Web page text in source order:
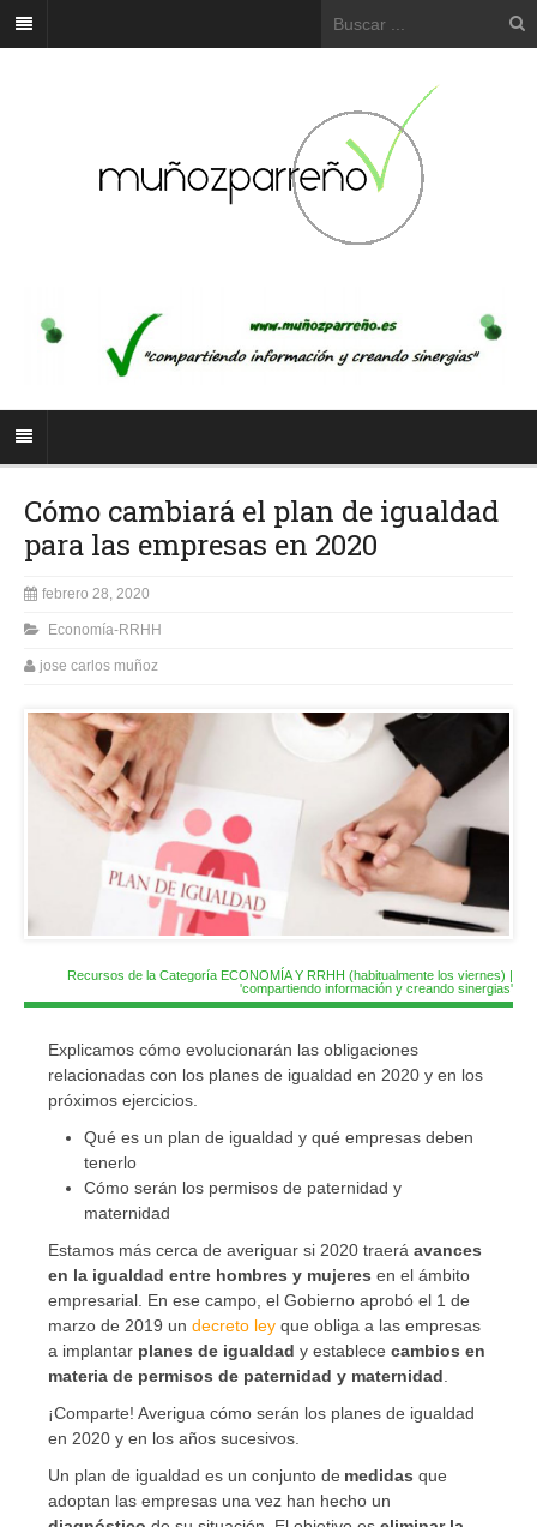
Cómo cambiará el plan de igualdad
para las empresas en 2020
febrero 28, 2020
Economía-RRHH
jose carlos muñoz
Recursos de la Categoría ECONOMÍA Y RRHH (habitualmente los viernes) |
'compartiendo información y creando sinergias'
Explicamos cómo evolucionarán las obligaciones
relacionadas con los planes de igualdad en 2020 y en los
próximos ejercicios.
Qué es un plan de igualdad y qué empresas deben
tenerlo
Cómo serán los permisos de paternidad y
maternidad
Estamos más cerca de averiguar si 2020 traerá avances
en la igualdad entre hombres y mujeres en el ámbito
empresarial. En ese campo, el Gobierno aprobó el 1 de
marzo de 2019 un decreto ley que obliga a las empresas
a implantar planes de igualdad y establece cambios en
materia de permisos de paternidad y maternidad
¡Comparte! Averigua cómo serán los planes de igualdad
en 2020 y en los años sucesivos.
Un plan de igualdad es un conjunto de medidas que
adoptan las empresas una vez han hecho un